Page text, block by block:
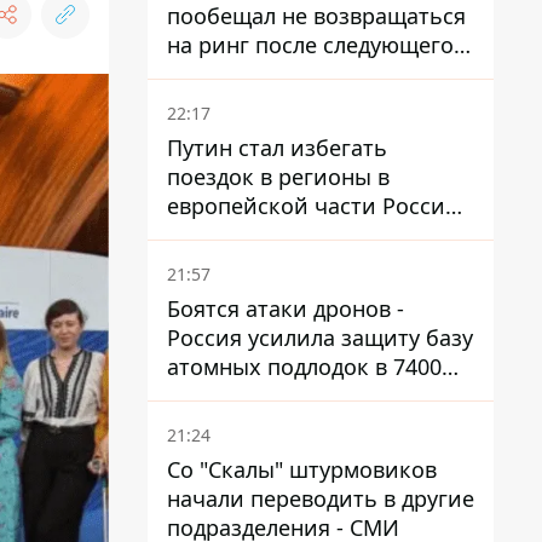
пообещал не возвращаться
на ринг после следующего
боя
22:17
Путин стал избегать
поездок в регионы в
европейской части России,
куда регулярно долетают
дроны
21:57
Боятся атаки дронов -
Россия усилила защиту базу
атомных подлодок в 7400
км от Украины
21:24
Со "Скалы" штурмовиков
начали переводить в другие
подразделения - СМИ